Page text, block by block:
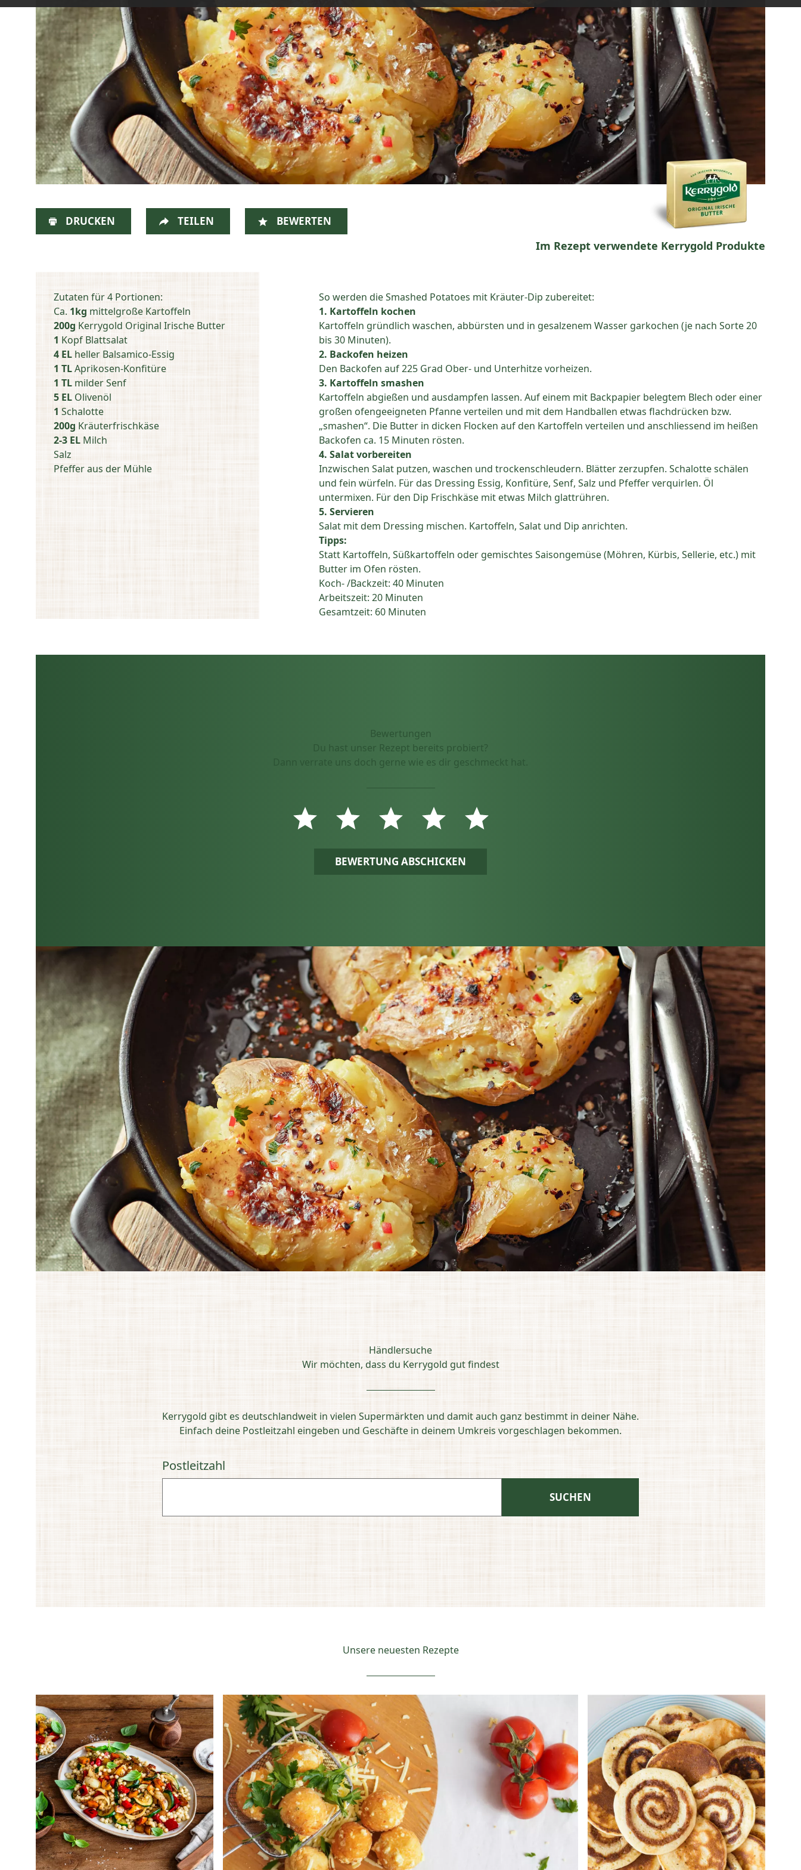
DRUCKEN TEILEN BEWERTEN
Im Rezept verwendete Kerrygold Produkte
Zutaten für 4 Portionen:
Ca. 1kg mittelgroße Kartoffeln
200g Kerrygold Original Irische Butter
1 Kopf Blattsalat
4 EL heller Balsamico-Essig
1 TLAprikosen-Konfitüre
1 TL milder Senf
5 EL Olivenöl
1 Schalotte
200g Kräuterfrischkäse
2-3 EL Milch
Salz
Pfeffer aus der Mühle
So werden die Smashed Potatoes mit Kräuter-Dip zubereitet:
1. Kartoffeln kochen
Kartoffeln gründlich waschen, abbürsten und in gesalzenem Wasser garkochen (je nach Sorte 20
bis 30 Minuten).
2. Backofen heizen
Den Backofen auf 225 Grad Ober- und Unterhitze vorheizen.
3. Kartoffeln smashen
Kartoffeln abgießen und ausdampfen lassen. Auf einem mit Backpapier belegtem Blech oder einer
großen ofengeeigneten Pfanne verteilen und mit dem Handballen etwas flachdrücken bzw.
„smashen“. Die Butter in dicken Flocken auf den Kartoffeln verteilen und anschliessend im heißen
Backofen ca. 15 Minuten rösten.
4. Salat vorbereiten
Inzwischen Salat putzen, waschen und trockenschleudern. Blätter zerzupfen. Schalotte schälen
und fein würfeln. Für das Dressing Essig, Konfitüre, Senf, Salz und Pfeffer verquirlen. Öl
untermixen. Für den Dip Frischkäse mit etwas Milch glattrühren.
5. Servieren
Salat mit dem Dressing mischen. Kartoffeln, Salat und Dip anrichten.
Tipps:
Statt Kartoffeln, Süßkartoffeln oder gemischtes Saisongemüse (Möhren, Kürbis, Sellerie, etc.) mit
Butter im Ofen rösten.
Koch- /Backzeit: 40 Minuten
Arbeitszeit: 20 Minuten
Gesamtzeit: 60 Minuten
Bewertungen
Du hast unser Rezept bereits probiert?
Dann verrate uns doch gerne wie es dir geschmeckt hat.
BEWERTUNG ABSCHICKEN
Händlersuche
Wir möchten, dass du Kerrygold gut findest
Kerrygold gibt es deutschlandweit in vielen Supermärkten und damit auch ganz bestimmt in deiner Nähe.
Einfach deine Postleitzahl eingeben und Geschäfte in deinem Umkreis vorgeschlagen bekommen.
Postleitzahl
Unsere neuesten Rezepte